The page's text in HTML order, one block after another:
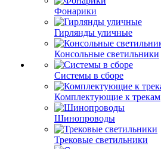
Фонарики
Гирлянды уличные
Консольные светильники
Системы в сборе
Комплектующие к трекам
Шинопроводы
Трековые светильники